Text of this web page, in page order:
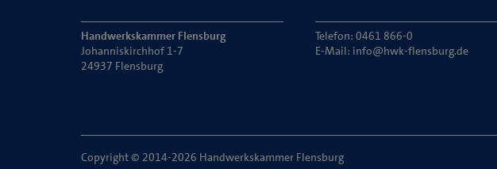
Handwerkskammer Flensburg
Johanniskirchhof 1-7
24937 Flensburg
Telefon: 0461 866-0
E-Mail: info@hwk-flensburg.de
Copyright © 2014-2026 Handwerkskammer Flensburg